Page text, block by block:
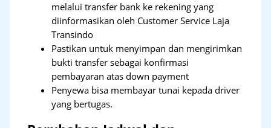
melalui transfer bank ke rekening yang
diinformasikan oleh Customer Service Laja
Transindo
Pastikan untuk menyimpan dan mengirimkan
bukti transfer sebagai konfirmasi
pembayaran atas down payment
Penyewa bisa membayar tunai kepada driver
yang bertugas.